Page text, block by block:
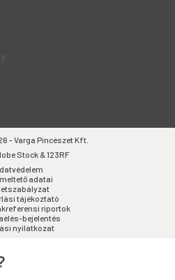
- Varga Pincészet Kft.
Stock & 123RF
adatai
tájékoztató
riportok
bejelentés
nyilatkozat